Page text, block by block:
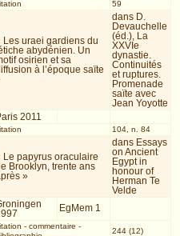
59
Les uraei gardiens du
abydénien. Un
osirien et sa
à l’époque saïte
dans D.
Devauchelle
(éd.), La
XXVIe
dynastie.
Continuités
et ruptures.
Promenade
saïte avec
Jean Yoyotte
2011
104, n. 84
Le papyrus oraculaire
Brooklyn, trente ans
»
dans Essays
on Ancient
Egypt in
honour of
Herman Te
Velde
EgMem 1
- commentaire -
244 (12)